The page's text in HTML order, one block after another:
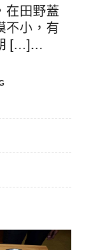
在田野蓋
不小，有
[…]…